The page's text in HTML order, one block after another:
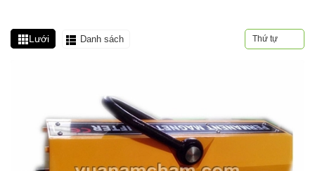
Lưới Danh sách Thứ tự